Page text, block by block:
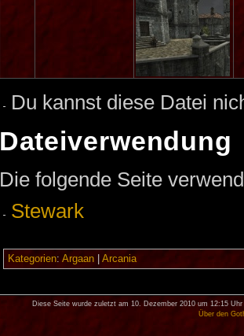
Du kannst diese Datei
Dateiverwendung
Die folgende Seite
Stewark
Kategorien: Argaan| Arcania
Diese Seite wurde zuletzt am 10. Dezember 2010 um 12:15 Uhr
Über den